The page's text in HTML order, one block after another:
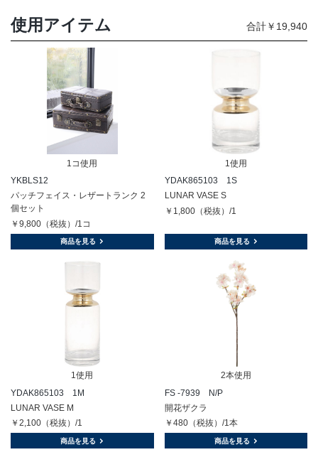
使用アイテム 合計￥19,940
1コ使用
YKBLS12
パッチフェイス・レザートランク 2
個セット
￥9,800（税抜）/1コ
商品を見る
1使用
YDAK865103 1S
LUNAR VASE S
￥1,800（税抜）/1
商品を見る
1使用
YDAK865103 1M
LUNAR VASE M
￥2,100（税抜）/1
商品を見る
2本使用
FS -7939 N/P
開花ザクラ
￥480（税抜）/1本
商品を見る